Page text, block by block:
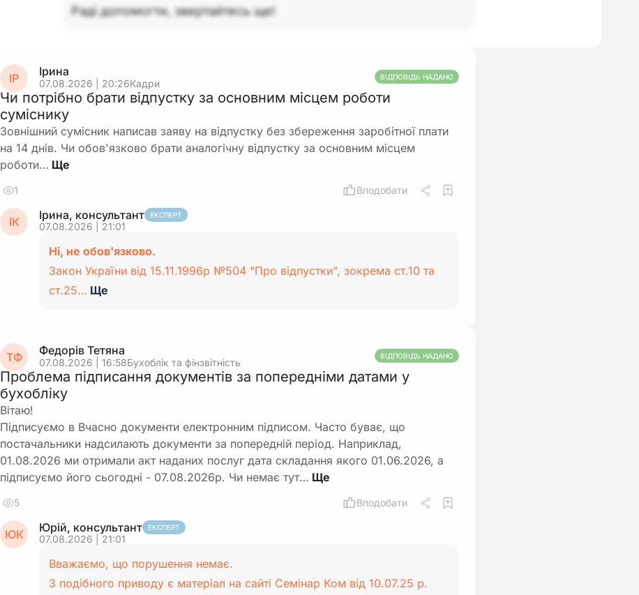
Раді допомогти, звертайтесь ще!
ІР Ірина
07.08.2026 | 20:26Кадри
ВІДПОВІДЬ НАДАНО
Чи потрібно брати відпустку за основним місцем роботи
суміснику
Зовнішний сумісник написав заяву на відпустку без збереження заробітної плати
на 14 днів. Чи обов'язково брати аналогічну відпустку за основним місцем
роботи…
1 Вподобати
ІК Ірина, консультант ЕКСПЕРТ
07.08.2026 | 21:01
Ні, не обов'язково.
Закон України від 15.11.1996р №504 "Про відпустки", зокрема ст.10 та
ст.25… Ще
ТФ Федорів Тетяна
07.08.2026 | 16:58Бухоблік та фінзвітність
ВІДПОВІДЬ НАДАНО
Проблема підписання документів за попередніми датами у
бухобліку
Вітаю!
Підписуємо в Вчасно документи електронним підписом. Часто буває, що
постачальники надсилають документи за попередній період. Наприклад,
01.08.2026 ми отримали акт наданих послуг дата складання якого 01.06.2026, а
підписуємо його сьогодні - 07.08.2026р. Чи немає тут…
5 Вподобати
ЮК Юрій, консультант ЕКСПЕРТ
07.08.2026 | 21:01
Вважаємо, що порушення немає.
З подібного приводу є матеріал на сайті Семінар Ком від 10.07.25 р.